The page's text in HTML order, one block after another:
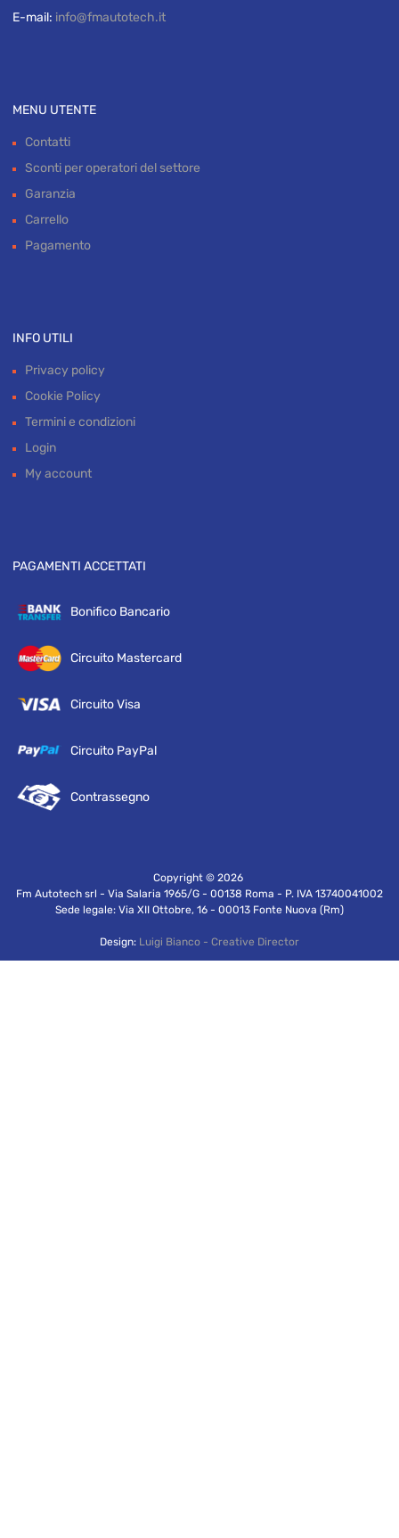
E-mail: info@fmautotech.it
MENU UTENTE
Contatti
Sconti per operatori del settore
Garanzia
Carrello
Pagamento
INFO UTILI
Privacy policy
Cookie Policy
Termini e condizioni
Login
My account
PAGAMENTI ACCETTATI
Bonifico Bancario
Circuito Mastercard
Circuito Visa
Circuito PayPal
Contrassegno
Copyright © 2026
Fm Autotech srl - Via Salaria 1965/G - 00138 Roma - P. IVA 13740041002
Sede legale: Via XII Ottobre, 16 - 00013 Fonte Nuova (Rm)
Design: Luigi Bianco - Creative Director